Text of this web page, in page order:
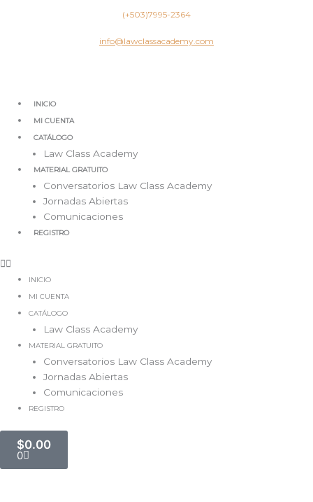
(+503)7995-2364
info@lawclassacademy.com
INICIO
MI CUENTA
CATÁLOGO
Law Class Academy
MATERIAL GRATUITO
Conversatorios Law Class Academy
Jornadas Abiertas
Comunicaciones
REGISTRO
INICIO
MI CUENTA
CATÁLOGO
Law Class Academy
MATERIAL GRATUITO
Conversatorios Law Class Academy
Jornadas Abiertas
Comunicaciones
REGISTRO
$0.00
0
Carrito